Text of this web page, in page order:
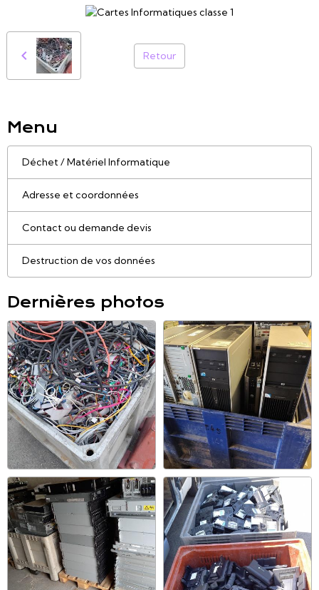
Retour
Menu
Déchet / Matériel Informatique
Adresse et coordonnées
Contact ou demande devis
Destruction de vos données
Dernières photos